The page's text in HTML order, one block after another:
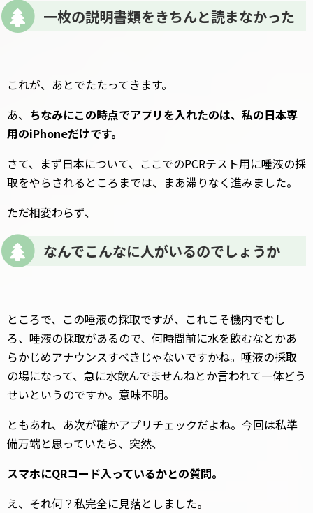
一枚の説明書類をきちんと読まなかった
これが、あとでたたってきます。
あ、 ちなみにこの時点でアプリを入れたのは、私の日本専
用のiPhoneだけです。
さて、まず日本について、ここでのPCRテスト用に唾液の採
取をやらされるところまでは、まあ滞りなく進みました。
ただ相変わらず、
なんでこんなに人がいるのでしょうか
ところで、この唾液の採取ですが、これこそ機内でむし
ろ、唾液の採取があるので、何時間前に水を飲むなとかあ
らかじめアナウンスすべきじゃないですかね。唾液の採取
の場になって、急に水飲んでませんねとか言われて一体どう
せいというのですか。意味不明。
ともあれ、あ次が確かアプリチェックだよね。今回は私準
備万端と思っていたら、突然、
スマホにQRコード入っているかとの質問。
え、それ何？私完全に見落としました。